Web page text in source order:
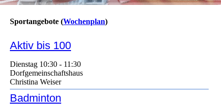
Sportangebote (Wochenplan)
Aktiv bis 100
Dienstag 10:30 - 11:30
Dorfgemeinschaftshaus
Christina Weiser
Badminton